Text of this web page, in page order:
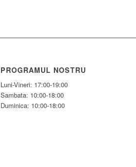
PROGRAMUL NOSTRU
Luni-Vineri: 17:00-19:00
Sambata: 10:00-18:00
Duminica: 10:00-18:00